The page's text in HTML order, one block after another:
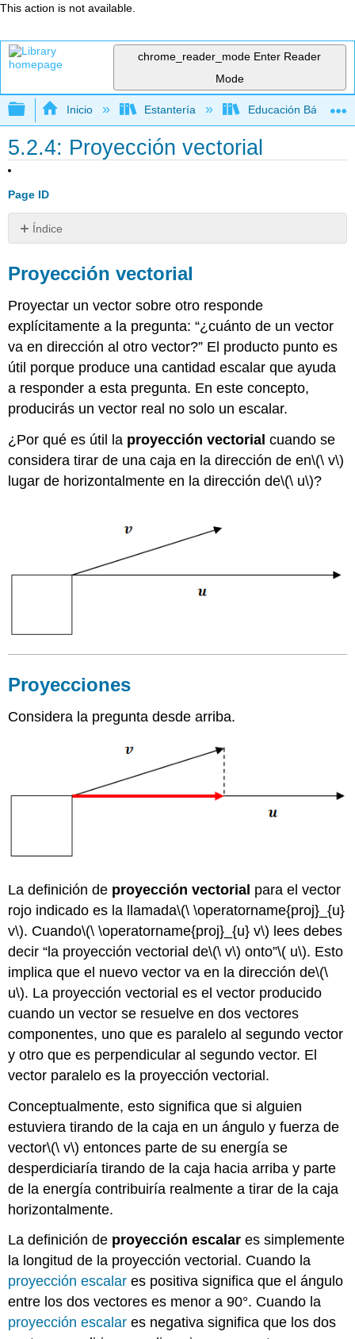
This action is not available.
chrome_reader_mode Enter Reader
Mode
Expandir/contraer jerarquía global
Inicio Estantería Educación Básica
5.2.4: Proyección vectorial
Page ID
Índice
Proyecciones
Ejemplos
Ejemplo
1
2
Ejemplo
3
4
Ejemplo
5
vocabulario
Proyección vectorial
Proyectar un vector sobre otro responde
explícitamente a la pregunta: “¿cuánto de un vector
va en dirección al otro vector?” El producto punto es
útil porque produce una cantidad escalar que ayuda
a responder a esta pregunta. En este concepto,
producirás un vector real no solo un escalar.
¿Por qué es útil la proyección vectorial cuando se
considera tirar de una caja en la dirección de en\(\ v\)
lugar de horizontalmente en la dirección de\(\ u\)?
Proyecciones
Considera la pregunta desde arriba.
La definición de proyección vectorial para el vector
rojo indicado es la llamada\(\ \operatorname{proj}_{u}
v\). Cuando\(\ \operatorname{proj}_{u} v\) lees debes
decir “la proyección vectorial de\(\ v\) onto”\( u\). Esto
implica que el nuevo vector va en la dirección de\(\
u\). La proyección vectorial es el vector producido
cuando un vector se resuelve en dos vectores
componentes, uno que es paralelo al segundo vector
y otro que es perpendicular al segundo vector. El
vector paralelo es la proyección vectorial.
Conceptualmente, esto significa que si alguien
estuviera tirando de la caja en un ángulo y fuerza de
vector\(\ v\) entonces parte de su energía se
desperdiciaría tirando de la caja hacia arriba y parte
de la energía contribuiría realmente a tirar de la caja
horizontalmente.
La definición de proyección escalar es simplemente
la longitud de la proyección vectorial. Cuando la
proyección escalar es positiva significa que el ángulo
entre los dos vectores es menor a 90°. Cuando la
proyección escalar es negativa significa que los dos